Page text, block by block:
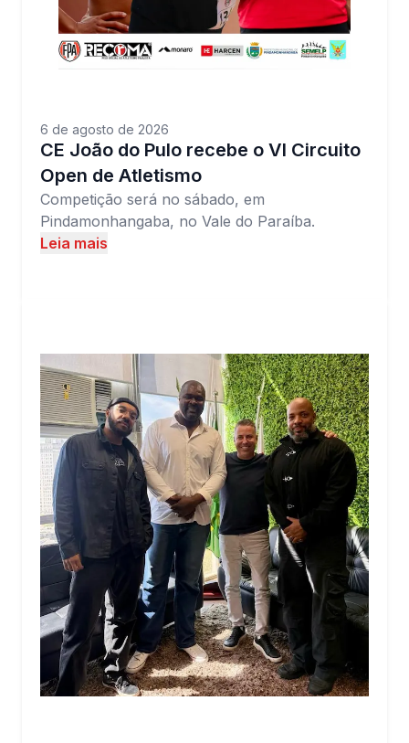
6 de agosto de 2026
CE João do Pulo recebe o VI Circuito
Open de Atletismo
Competição será no sábado, em
Pindamonhangaba, no Vale do Paraíba.
Leia mais